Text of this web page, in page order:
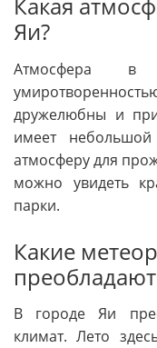
Какая
Яи?
Атмосфера в
дружелюбны и
имеет
атмосферу для
можно увидеть
парки.
Какие
В городе Яи
климат. Лето